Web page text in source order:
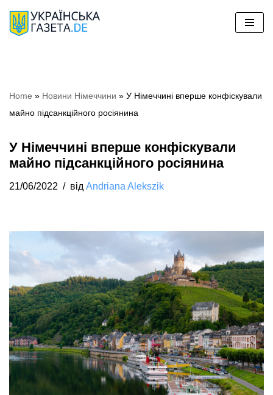
Перейти
Home » Новини Німеччини » У Німеччині вперше конфіскували
майно підсанкційного росіянина
У Німеччині вперше конфіскували
майно підсанкційного росіянина
21/06/2022 від Andriana Alekszik